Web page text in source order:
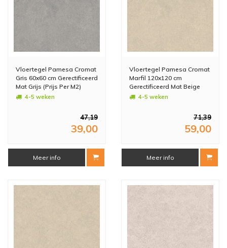
Vloertegel Pamesa Cromat
Gris 60x60 cm Gerectificeerd
Mat Grijs (Prijs Per M2)
4-5 weken
47,19
39,00
Meer info
Vloertegel Pamesa Cromat
Marfil 120x120 cm
Gerectificeerd Mat Beige
(Prijs Per M2)
4-5 weken
71,39
59,00
Meer info